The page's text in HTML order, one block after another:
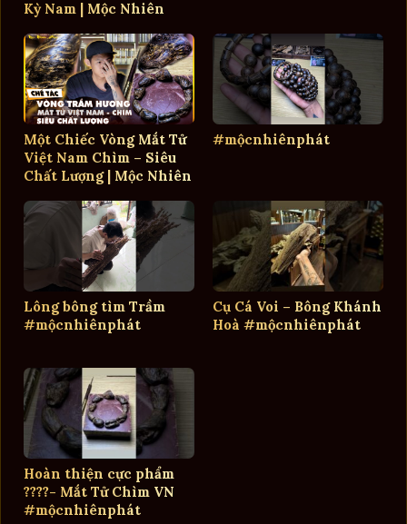
Kỳ Nam | Mộc Nhiên
Một Chiếc Vòng Mắt Tử
Việt Nam Chìm – Siêu
Chất Lượng | Mộc Nhiên
#mộcnhiênphát
Lông bông tìm Trầm
#mộcnhiênphát
Cụ Cá Voi – Bông Khánh
Hoà #mộcnhiênphát
Hoàn thiện cực phẩm
????- Mắt Tử Chìm VN
#mộcnhiênphát